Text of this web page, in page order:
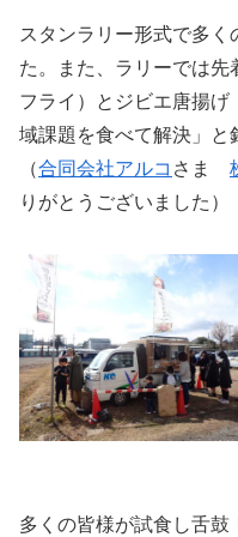
スタンラリー形式で多く
た。また、ラリーでは
フライ）とジビエ唐揚
域課題を食べて解決」と
（合同会社アルコ さま
りがとうございました）
多くの皆様が試食し舌鼓